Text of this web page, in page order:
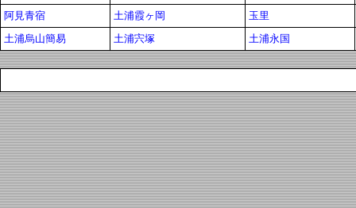
阿見青宿
土浦霞ヶ岡
玉里
土浦烏山簡易
土浦宍塚 土浦永国